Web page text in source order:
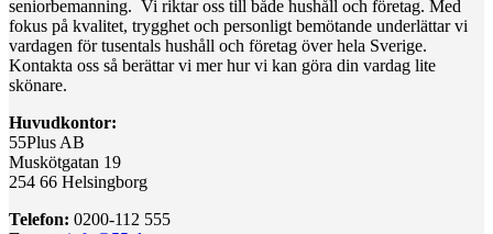
seniorbemanning. Vi riktar oss till både hushåll och företag. Med
fokus på kvalitet, trygghet och personligt bemötande underlättar vi
vardagen för tusentals hushåll och företag över hela Sverige.
Kontakta oss så berättar vi mer hur vi kan göra din vardag lite
skönare.
Huvudkontor:
55Plus AB
Muskötgatan 19
254 66 Helsingborg
Telefon: 0200-112 555